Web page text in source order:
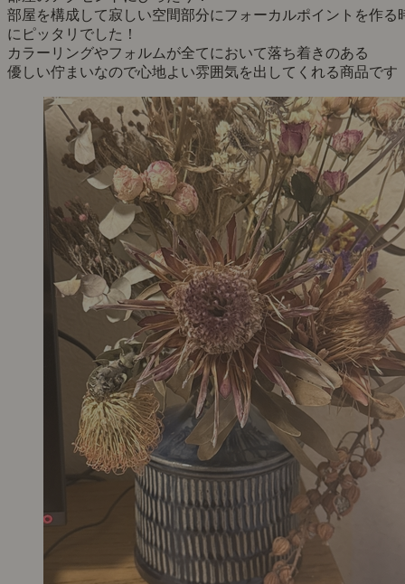
部屋を構成して寂しい空間部分にフォーカルポイントを作る
にピッタリでした！
カラーリングやフォルムが全てにおいて落ち着きのある
優しい佇まいなので心地よい雰囲気を出してくれる商品です